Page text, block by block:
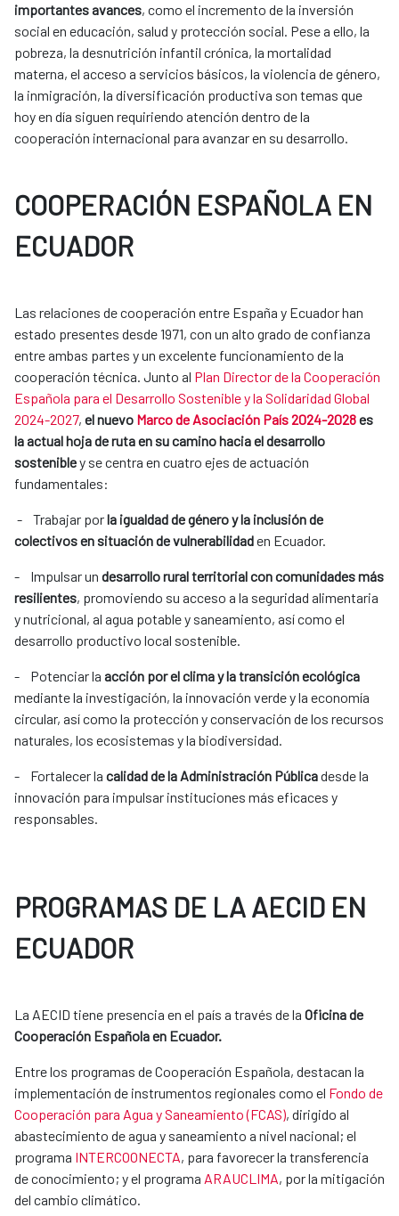
importantes avances, como el incremento de la inversión
social en educación, salud y protección social. Pese a ello, la
pobreza, la desnutrición infantil crónica, la mortalidad
materna, el acceso a servicios básicos, la violencia de género,
la inmigración, la diversificación productiva son temas que
hoy en día siguen requiriendo atención dentro de la
cooperación internacional para avanzar en su desarrollo.
COOPERACIÓN ESPAÑOLA EN
ECUADOR
Las relaciones de cooperación entre España y Ecuador han
estado presentes desde 1971, con un alto grado de confianza
entre ambas partes y un excelente funcionamiento de la
cooperación técnica. Junto al Plan Director de la Cooperación
Española para el Desarrollo Sostenible y la Solidaridad Global
2024-2027, el nuevo Marco de Asociación País 2024-2028es
la actual hoja de ruta en su camino hacia el desarrollo
sostenibley se centra en cuatro ejes de actuación
fundamentales:
- Trabajar porla igualdad de género y la inclusión de
colectivos en situación de vulnerabilidaden Ecuador.
- Impulsar un desarrollo rural territorial con comunidades más
resilientes, promoviendo su acceso a la seguridad alimentaria
y nutricional, al agua potable y saneamiento, así como el
desarrollo productivo local sostenible.
- Potenciar la acción por el clima y la transición ecológica
mediante la investigación, la innovación verde y la economía
circular, así como la protección y conservación de los recursos
naturales, los ecosistemas y la biodiversidad.
- Fortalecer la calidad de la Administración Públicadesde la
innovación para impulsar instituciones más eficaces y
responsables.
PROGRAMAS DE LA AECID EN
ECUADOR
La AECID tiene presencia en el país a través de la Oficina de
Cooperación Española en Ecuador.
Entre los programas de Cooperación Española, destacan la
implementación de instrumentos regionales como el Fondo de
Cooperación para Agua y Saneamiento (FCAS), dirigido al
abastecimiento de agua y saneamiento a nivel nacional; el
programa INTERCOONECTA, para favorecer la transferencia
de conocimiento; y el programa ARAUCLIMA, por la mitigación
del cambio climático.